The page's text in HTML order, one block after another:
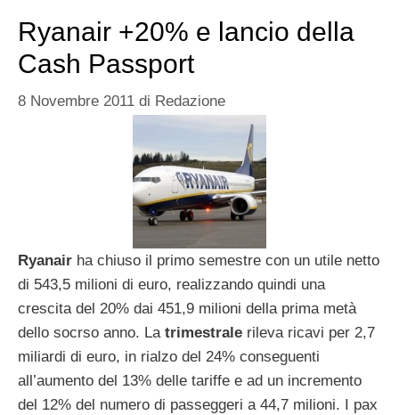
Ryanair +20% e lancio della
Cash Passport
8 Novembre 2011 di Redazione
Ryanair ha chiuso il primo semestre con un utile netto
di 543,5 milioni di euro, realizzando quindi una
crescita del 20% dai 451,9 milioni della prima metà
dello socrso anno. La trimestrale rileva ricavi per 2,7
miliardi di euro, in rialzo del 24% conseguenti
all’aumento del 13% delle tariffe e ad un incremento
del 12% del numero di passeggeri a 44,7 milioni. I pax